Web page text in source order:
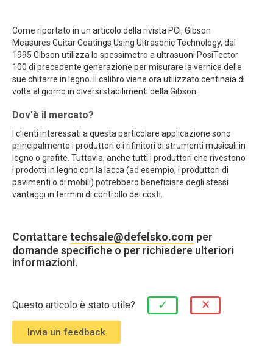
Come riportato in un articolo della rivista PCI, Gibson
Measures Guitar Coatings Using Ultrasonic Technology, dal
1995 Gibson utilizza lo spessimetro a ultrasuoni PosiTector
100 di precedente generazione per misurare la vernice delle
sue chitarre in legno. Il calibro viene ora utilizzato centinaia di
volte al giorno in diversi stabilimenti della Gibson.
Dov'è il mercato?
I clienti interessati a questa particolare applicazione sono
principalmente i produttori e i rifinitori di strumenti musicali in
legno o grafite. Tuttavia, anche tutti i produttori che rivestono
i prodotti in legno con la lacca (ad esempio, i produttori di
pavimenti o di mobili) potrebbero beneficiare degli stessi
vantaggi in termini di controllo dei costi.
Contattare techsale@defelsko.com per
domande specifiche o per richiedere ulteriori
informazioni.
Questo articolo è stato utile? ✓ ×